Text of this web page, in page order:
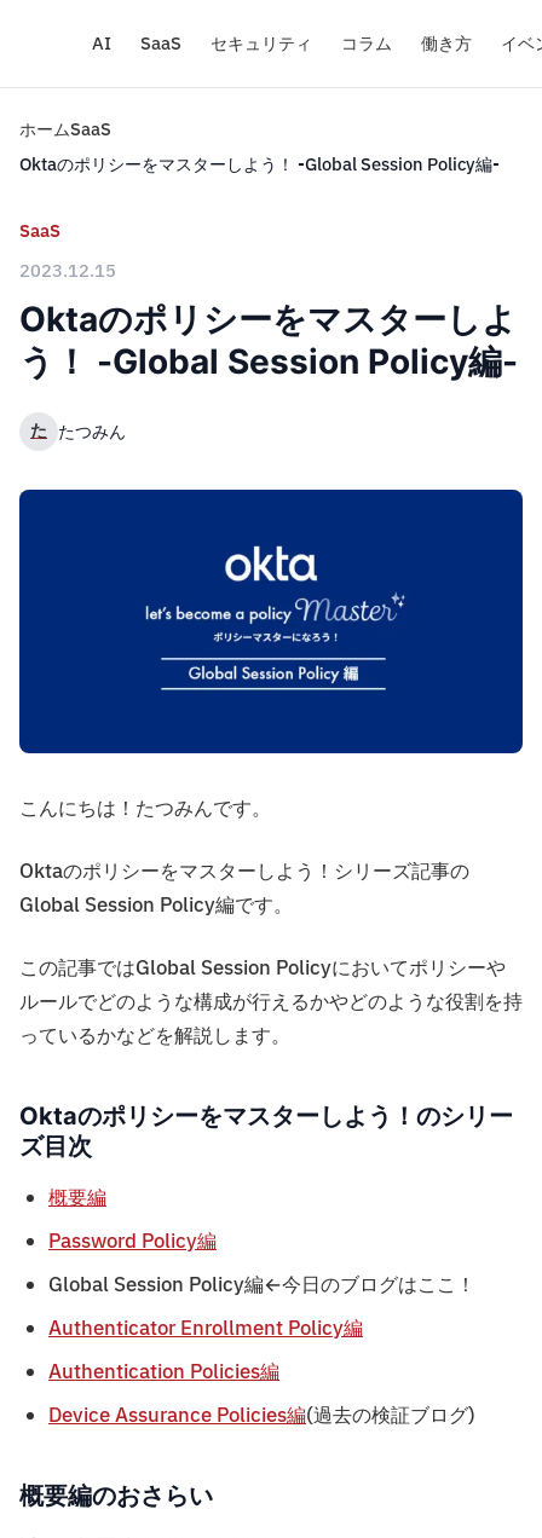
AI SaaS セキュリティ コラム 働き方 イベ
ホームSaaS
Oktaのポリシーをマスターしよう！ -Global Session Policy編-
SaaS
2023.12.15
Oktaのポリシーをマスターしよ
う！ -Global Session Policy編-
た たつみん
こんにちは！たつみんです。
Oktaのポリシーをマスターしよう！シリーズ記事の
Global Session Policy編です。
この記事ではGlobal Session Policyにおいてポリシーや
ルールでどのような構成が行えるかやどのような役割を持
っているかなどを解説します。
Oktaのポリシーをマスターしよう！のシリー
ズ目次
概要編
Password Policy編
Global Session Policy編←今日のブログはここ！
Authenticator Enrollment Policy編
Authentication Policies編
Device Assurance Policies編(過去の検証ブログ)
概要編のおさらい